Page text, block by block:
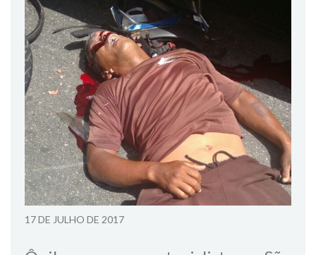
17 DE JULHO DE 2017